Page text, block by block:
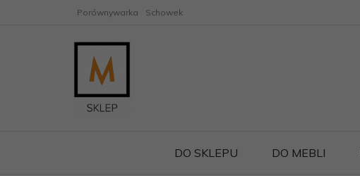
Porównywarka Schowek
DO SKLEPU DO MEBLI